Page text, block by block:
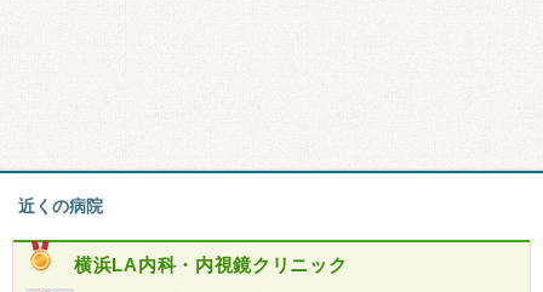
近くの病院
横浜LA内科・内視鏡クリニック